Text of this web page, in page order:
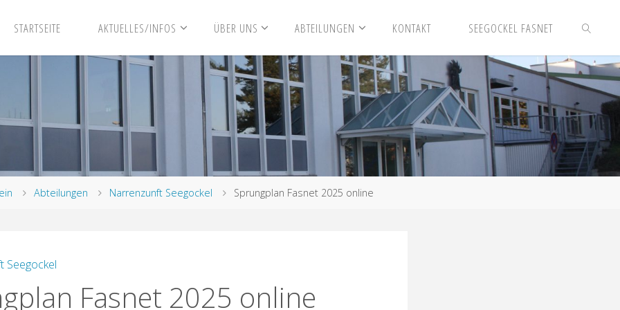
STARTSEITE AKTUELLES/INFOS ÜBER UNS ABTEILUNGEN KONTAKT SEEGOCKEL FASNET
SUCHEN
Abteilungen Narrenzunft Seegockel Sprungplan Fasnet 2025 online
Seegockel
Fasnet 2025 online